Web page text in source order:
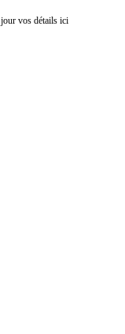
vos détails ici